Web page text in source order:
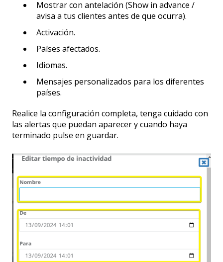
Mostrar con antelación (Show in advance /
avisa a tus clientes antes de que ocurra).
Activación.
Países afectados.
Idiomas.
Mensajes personalizados para los diferentes
países.
Realice la configuración completa, tenga cuidado con
las alertas que puedan aparecer y cuando haya
terminado pulse en guardar.